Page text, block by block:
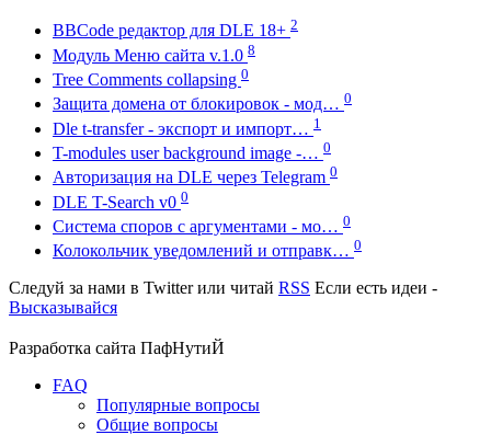
BBCode редактор для DLE 18+ 2
Модуль Меню сайта v.1.0 8
Tree Comments collapsing 0
Защита домена от блокировок - мод… 0
Dle t-transfer - экспорт и импорт… 1
T-modules user background image -… 0
Авторизация на DLE через Telegram 0
DLE T-Search v0 0
Система споров с аргументами - мо… 0
Колокольчик уведомлений и отправк… 0
Следуй за нами в Twitterили читай RSS Если есть идеи -
Высказывайся
Разработка сайта ПафНутиЙ
FAQ
Популярные вопросы
Общие вопросы